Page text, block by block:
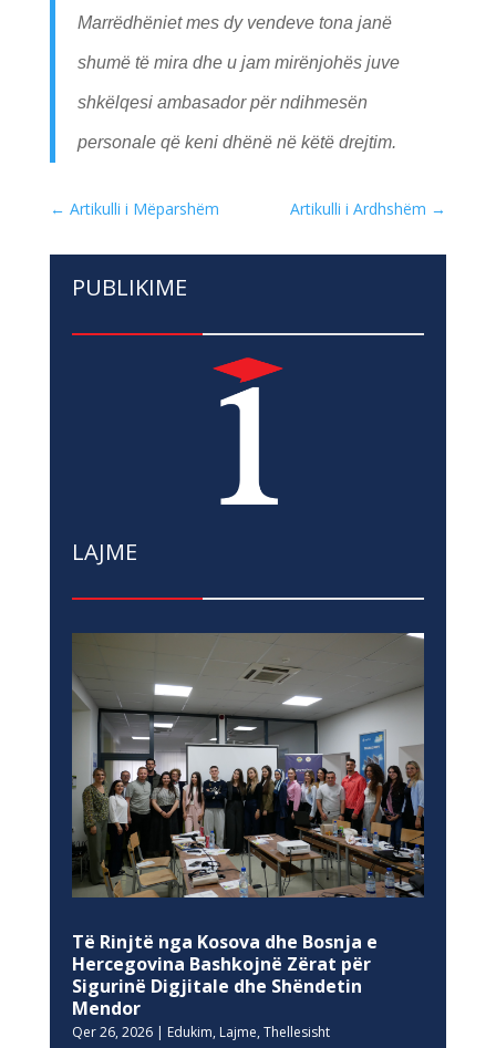
Marrëdhëniet mes dy vendeve tona janë
shumë të mira dhe u jam mirënjohës juve
shkëlqesi ambasador për ndihmesën
personale që keni dhënë në këtë drejtim.
← Artikulli i Mëparshëm Artikulli i Ardhshëm →
PUBLIKIME
LAJME
Të Rinjtë nga Kosova dhe Bosnja e
Hercegovina Bashkojnë Zërat për
Sigurinë Digjitale dhe Shëndetin
Mendor
Qer 26, 2026| Edukim, Lajme, Thellesisht